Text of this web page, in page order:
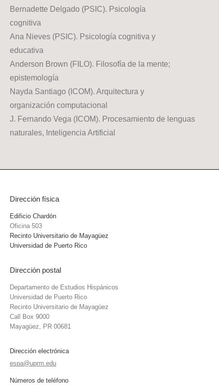
Bernadette Delgado (PSIC). Psicología
cognitiva
Ana Nieves (PSIC). Psicología cognitiva y
educativa
Anderson Brown (FILO). Filosofía de la mente;
epistemología
Nayda Santiago (ICOM). Arquitectura y
organización computacional
J. Fernando Vega (ICOM). Procesamiento de lenguas
naturales, Inteligencia Artificial
Dirección física
Edificio Chardón
Oficina 503
Recinto Universitario de Mayagüez
Universidad de Puerto Rico
Dirección postal
Departamento de Estudios Hispánicos
Universidad de Puerto Rico
Recinto Universitario de Mayagüez
Call Box 9000
Mayagüez, PR 00681
Dirección electrónica
espa@uprm.edu
Números de teléfono